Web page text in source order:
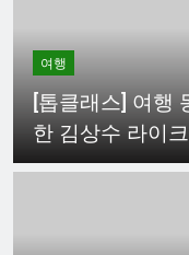
여행
[톱클래스] 여행
한 김상수 라이
사회 > 인물 > 사